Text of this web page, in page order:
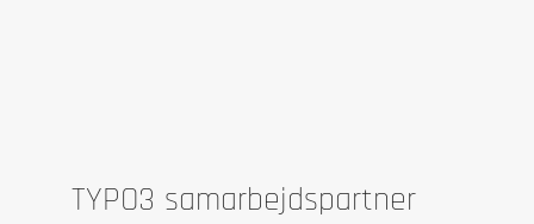
TYPO3 samarbejdspartner